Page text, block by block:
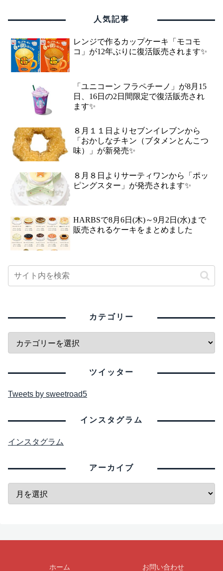
人気記事
レンジで作るカップケーキ「モコモ
コ」が12年ぶりに復活販売されます✨
「ユニコーン フラペチーノ」が8月15
日、16日の2日間限定で復活販売され
ます✨
８月１１日よりセブンイレブンから
「おかしなチキン（ブタメンとんこつ
味）」が新発売✨
８月８日よりサーティワンから「ポッ
ピングスター」が発売されます✨
HARBSで8月6日(木)～9月2日(水)まで
販売されるケーキをまとめました
カテゴリー
ツイッター
Tweets by sweetroad5
インスタグラム
インスタグラム
アーカイブ
ホーム お問い合わせ